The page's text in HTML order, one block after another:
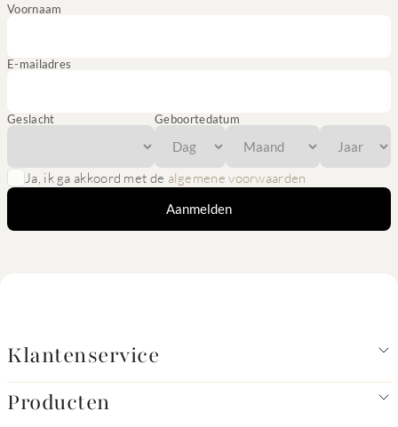
Voornaam
E-mailadres
Geslacht Geboortedatum
Ja, ik ga akkoord met de algemene voorwaarden
Aanmelden
Klantenservice
Producten